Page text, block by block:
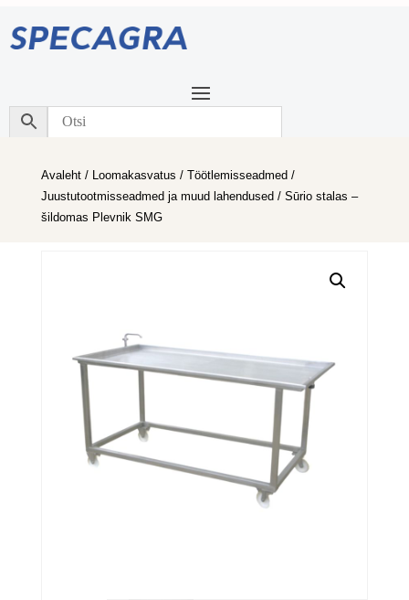
Avaleht/ Loomakasvatus / Töötlemisseadmed /
Juustutootmisseadmed ja muud lahendused / Sūrio stalas –
šildomas Plevnik SMG